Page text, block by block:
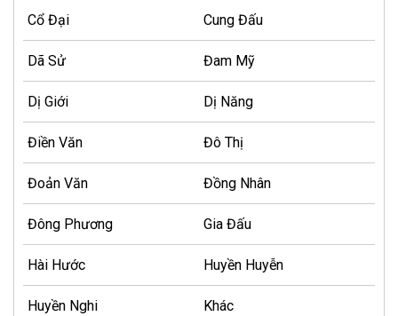
Cổ Đại Cung Đấu
Dã Sử Đam Mỹ
Dị Giới Dị Năng
Điền Văn Đô Thị
Đoản Văn Đồng Nhân
Đông Phương Gia Đấu
Hài Hước Huyền Huyễn
Huyền Nghi Khác